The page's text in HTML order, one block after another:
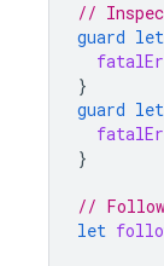
//
guard let
}
guard let
}
//
let